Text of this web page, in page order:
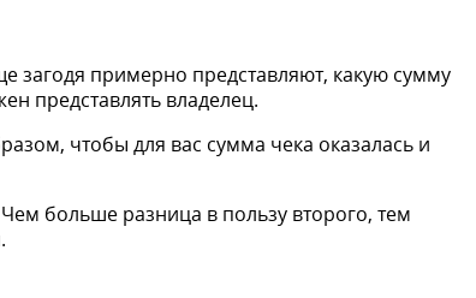
загодя примерно представляют, какую сумму
представлять владелец.
чтобы для вас сумма чека оказалась и
больше разница в пользу второго, тем